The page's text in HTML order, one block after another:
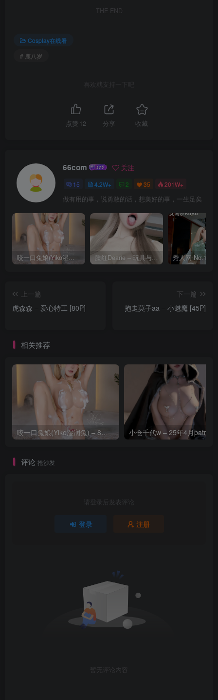
THE END
Cosplay在线看
# 鹿八岁
喜欢就支持一下吧
点赞 12 分享 收藏
66com 关注
15 4.2W+ 2 35 201W+
做有用的事，说勇敢的话，想美好的事，一生足矣
咬一口兔娘(Yiko湿润兔) – 8月 鸣潮-芙露德莉斯 [63P] 脸红Dearie – 玩具与你 [35P]
上一篇
虎森森 – 爱心特工 [80P]
下一篇
抱走莫子aa – 小魅魔 [45P]
相关推荐
咬一口兔娘(Yiko湿润兔) – 8月 鸣潮-芙露德莉斯 [63P]
评论 抢沙发
请登录后发表评论
登录 注册
暂无评论内容